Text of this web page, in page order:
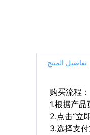
تفاصيل المنتج
购买流程：
1.根据产
2.点击“立
3.选择支